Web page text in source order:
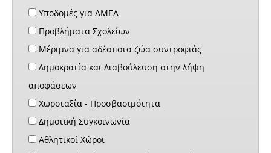
Υποδομές για ΑΜΕΑ
Προβλήματα Σχολείων
Μέριμνα για αδέσποτα ζώα συντροφιάς
Δημοκρατία και Διαβούλευση στην λήψη
αποφάσεων
Χωροταξία - Προσβασιμότητα
Δημοτική Συγκοινωνία
Αθλητικοί Χώροι